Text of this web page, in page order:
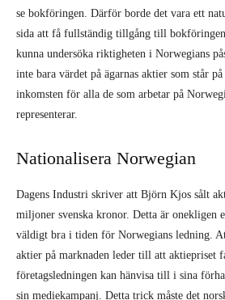
se bokföringen. Därför borde det vara ett
sida att få fullständig tillgång till
kunna undersöka riktigheten i Norwegians
inte bara värdet på ägarnas aktier som står
inkomsten för alla de som arbetar på
representerar.
Nationalisera Norwegian
Dagens Industri skriver att Björn Kjos sålt
miljoner svenska kronor. Detta är onekligen
väldigt bra i tiden för Norwegians ledning.
aktier på marknaden leder till att
företagsledningen kan hänvisa till i sina
sin mediekampanj. Detta trick måste det